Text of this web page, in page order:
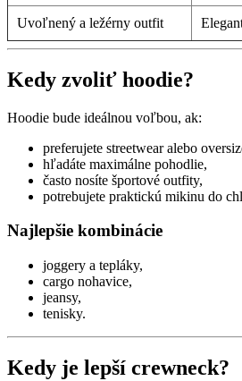
Uvoľnený a ležérny outfit
Kedy zvoliť hoodie?
Hoodie bude ideálnou voľbou, ak:
preferujete streetwear alebo
hľadáte maximálne pohodlie,
často nosíte športové outfity,
potrebujete praktickú mikinu do
Najlepšie kombinácie
joggery a tepláky,
cargo nohavice,
jeansy,
tenisky.
Kedy je lepší crewneck?